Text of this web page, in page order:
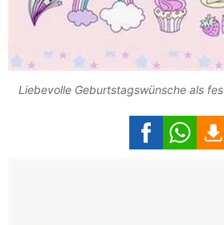
Liebevolle Geburtstagswünsche als